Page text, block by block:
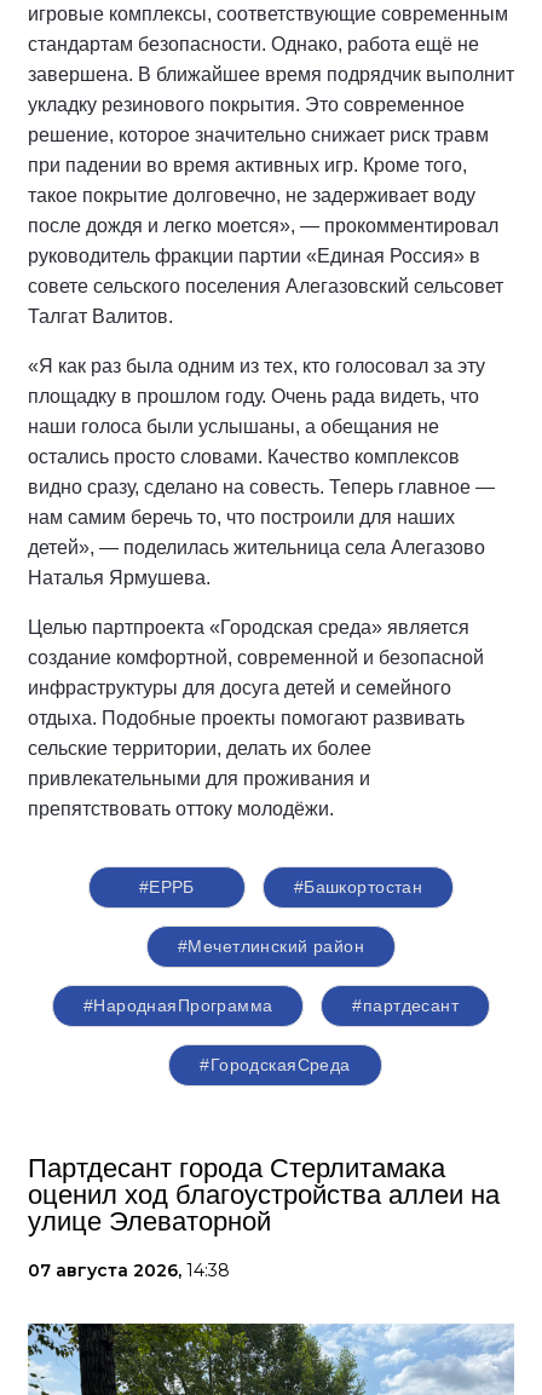
игровые комплексы, соответствующие современным
стандартам безопасности. Однако, работа ещё не
завершена. В ближайшее время подрядчик выполнит
укладку резинового покрытия. Это современное
решение, которое значительно снижает риск травм
при падении во время активных игр. Кроме того,
такое покрытие долговечно, не задерживает воду
после дождя и легко моется», — прокомментировал
руководитель фракции партии «Единая Россия» в
совете сельского поселения Алегазовский сельсовет
Талгат Валитов.
«Я как раз была одним из тех, кто голосовал за эту
площадку в прошлом году. Очень рада видеть, что
наши голоса были услышаны, а обещания не
остались просто словами. Качество комплексов
видно сразу, сделано на совесть. Теперь главное —
нам самим беречь то, что построили для наших
детей», — поделилась жительница села Алегазово
Наталья Ярмушева.
Целью партпроекта «Городская среда» является
создание комфортной, современной и безопасной
инфраструктуры для досуга детей и семейного
отдыха. Подобные проекты помогают развивать
сельские территории, делать их более
привлекательными для проживания и
препятствовать оттоку молодёжи.
#ЕРРБ #Башкортостан
#Мечетлинский район
#НароднаяПрограмма #партдесант
#ГородскаяСреда
Партдесант города Стерлитамака
оценил ход благоустройства аллеи на
улице Элеваторной
07 августа 2026, 14:38